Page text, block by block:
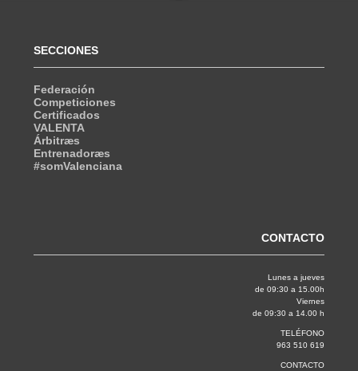
SECCIONES
Federación
Competiciones
Certificados
VALENTA
Árbitræs
Entrenadoræs
#somValenciana
CONTACTO
Lunes a jueves
de 09:30 a 15.00h
Viernes
de 09:30 a 14.00 h
TELÉFONO
963 510 619
CONTACTO